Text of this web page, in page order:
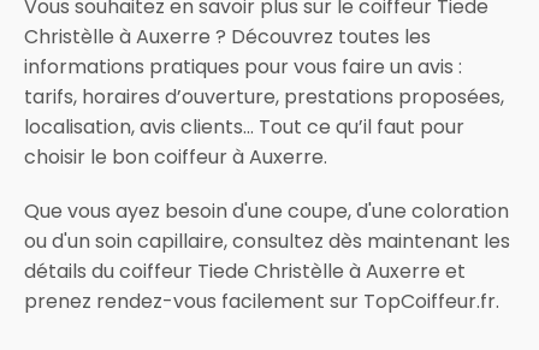
Vous souhaitez en savoir plus sur le coiffeur Tiede
Christèlle à Auxerre ? Découvrez toutes les
informations pratiques pour vous faire un avis :
tarifs, horaires d’ouverture, prestations proposées,
localisation, avis clients… Tout ce qu’il faut pour
choisir le bon coiffeur à Auxerre.
Que vous ayez besoin d'une coupe, d'une coloration
ou d'un soin capillaire, consultez dès maintenant les
détails du coiffeur Tiede Christèlle à Auxerre et
prenez rendez-vous facilement sur TopCoiffeur.fr.